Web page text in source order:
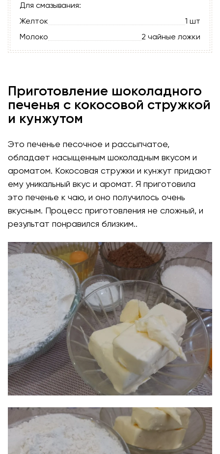
Для смазывания:
Желток
1 шт
Молоко
2 чайные ложки
Приготовление шоколадного
печенья с кокосовой стружкой
и кунжутом
Это печенье песочное и рассыпчатое,
обладает насыщенным шоколадным вкусом и
ароматом. Кокосовая стружки и кунжут придают
ему уникальный вкус и аромат. Я приготовила
это печенье к чаю, и оно получилось очень
вкусным. Процесс приготовления не сложный, и
результат понравился близким..